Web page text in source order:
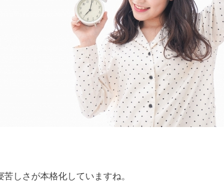
しさが本格化していますね。